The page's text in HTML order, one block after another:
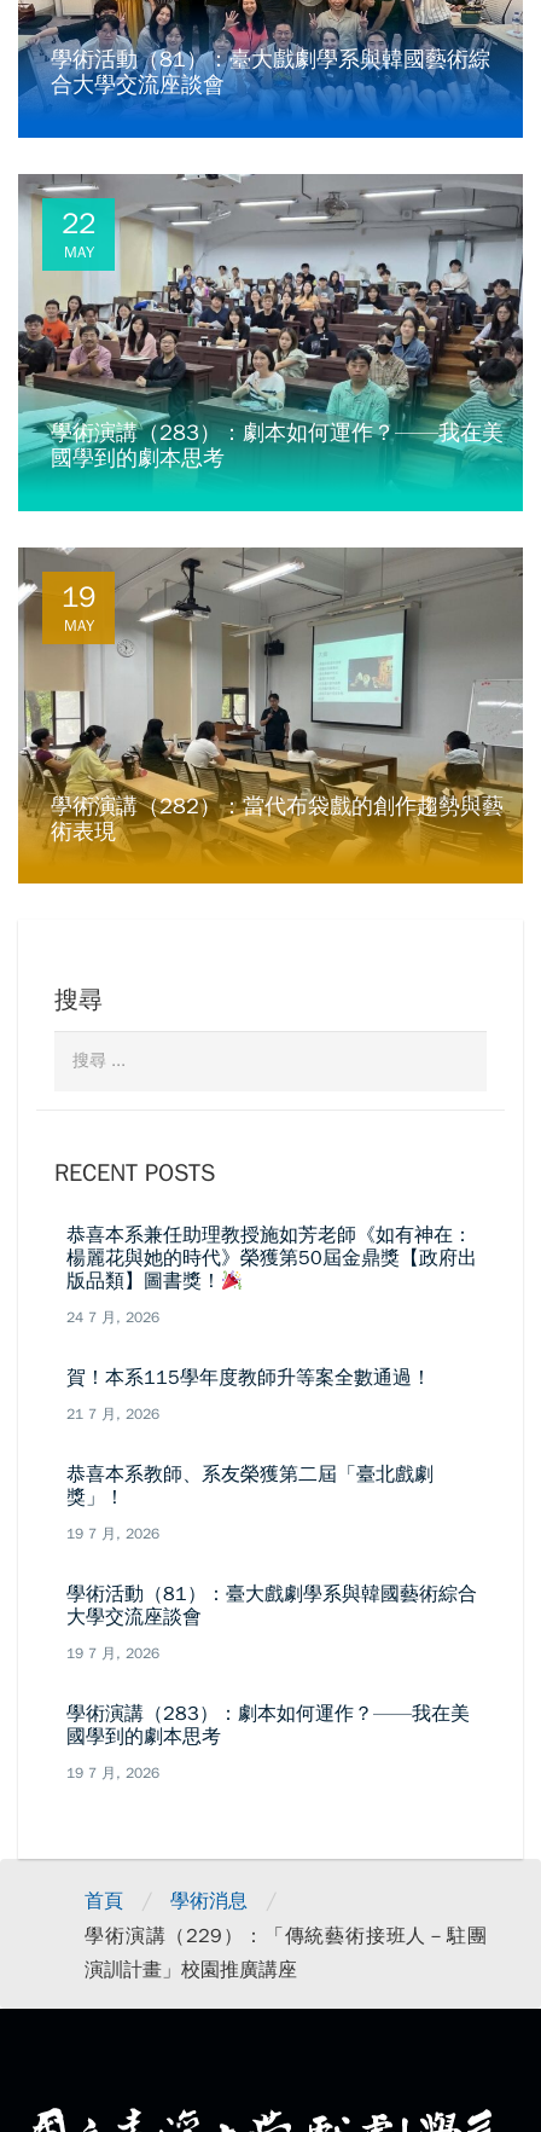
學術活動（81）：臺大戲劇學系與韓國藝術綜
合大學交流座談會
22
MAY
學術演講（283）：劇本如何運作？——我在美
國學到的劇本思考
19
MAY
學術演講（282）：當代布袋戲的創作趨勢與藝
術表現
搜尋
RECENT POSTS
恭喜本系兼任助理教授施如芳老師《如有神在：
楊麗花與她的時代》榮獲第50屆金鼎獎【政府出
版品類】圖書獎！
24 7 月, 2026
賀！本系115學年度教師升等案全數通過！
21 7 月, 2026
恭喜本系教師、系友榮獲第二屆「臺北戲劇
獎」！
19 7 月, 2026
學術活動（81）：臺大戲劇學系與韓國藝術綜合
大學交流座談會
19 7 月, 2026
學術演講（283）：劇本如何運作？——我在美
國學到的劇本思考
19 7 月, 2026
首頁 / 學術消息 /
學術演講（229）：「傳統藝術接班人－駐團
演訓計畫」校園推廣講座